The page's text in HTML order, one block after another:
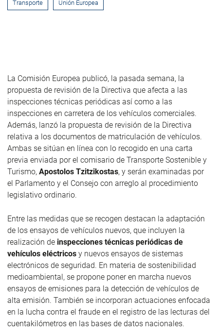
Transporte Unión Europea
La Comisión Europea publicó, la pasada semana, la
propuesta de revisión de la Directiva que afecta a las
inspecciones técnicas periódicas así como a las
inspecciones en carretera de los vehículos comerciales.
Además, lanzó la propuesta de revisión de la Directiva
relativa a los documentos de matriculación de vehículos.
Ambas se sitúan en línea con lo recogido en una carta
previa enviada por el comisario de Transporte Sostenible y
Turismo, Apostolos Tzitzikostas, y serán examinadas por
el Parlamento y el Consejo con arreglo al procedimiento
legislativo ordinario.
Entre las medidas que se recogen destacan la adaptación
de los ensayos de vehículos nuevos, que incluyen la
realización de inspecciones técnicas periódicas de
vehículos eléctricos y nuevos ensayos de sistemas
electrónicos de seguridad. En materia de sostenibilidad
medioambiental, se propone poner en marcha nuevos
ensayos de emisiones para la detección de vehículos de
alta emisión. También se incorporan actuaciones enfocada
en la lucha contra el fraude en el registro de las lecturas del
cuentakilómetros en las bases de datos nacionales.